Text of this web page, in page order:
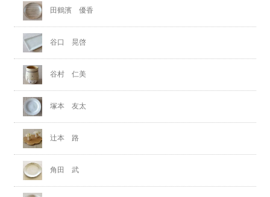
田鶴濱 優香
谷口 晃啓
谷村 仁美
塚本 友太
辻本 路
角田 武